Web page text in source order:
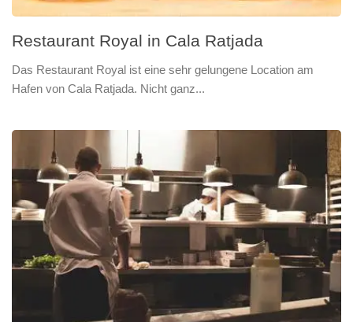
Restaurant Royal in Cala Ratjada
Das Restaurant Royal ist eine sehr gelungene Location am
Hafen von Cala Ratjada. Nicht ganz...